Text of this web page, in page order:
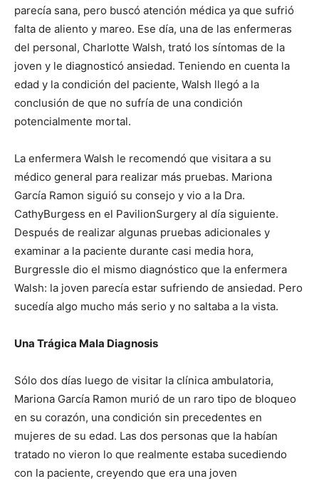
parecía sana, pero buscó atención médica ya que sufrió
falta de aliento y mareo. Ese día, una de las enfermeras
del personal, Charlotte Walsh, trató los síntomas de la
joven y le diagnosticó ansiedad. Teniendo en cuenta la
edad y la condición del paciente, Walsh llegó a la
conclusión de que no sufría de una condición
potencialmente mortal.
La enfermera Walsh le recomendó que visitara a su
médico general para realizar más pruebas. Mariona
García Ramon siguió su consejo y vio a la Dra.
CathyBurgess en el PavilionSurgery al día siguiente.
Después de realizar algunas pruebas adicionales y
examinar a la paciente durante casi media hora,
Burgressle dio el mismo diagnóstico que la enfermera
Walsh: la joven parecía estar sufriendo de ansiedad. Pero
sucedía algo mucho más serio y no saltaba a la vista.
Una Trágica Mala Diagnosis
Sólo dos días luego de visitar la clínica ambulatoria,
Mariona García Ramon murió de un raro tipo de bloqueo
en su corazón, una condición sin precedentes en
mujeres de su edad. Las dos personas que la habían
tratado no vieron lo que realmente estaba sucediendo
con la paciente, creyendo que era una joven